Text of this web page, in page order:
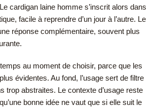
cardigan laine homme s’inscrit alors dans
facile à reprendre d’un jour à l’autre. Le
réponse complémentaire, souvent plus
au moment de choisir, parce que les
évidentes. Au fond, l’usage sert de filtre
trop abstraites. Le contexte d’usage reste
bonne idée ne vaut que si elle suit le